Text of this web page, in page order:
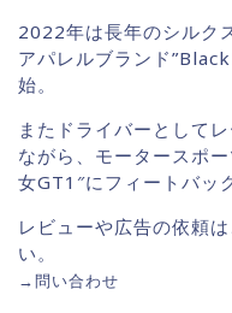
2022年は長年のシルク
アパレルブランド
始。
またドライバーとして
ながら、モータースポ
女GT1″にフィートバッ
レビューや広告の依頼
い。
→問い合わせ